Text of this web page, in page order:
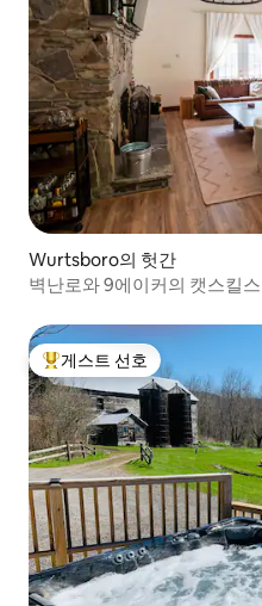
Wurtsboro의 헛간
벽난로와 9에이커의 캣스킬
상위 게스트 선호
게스트 선호